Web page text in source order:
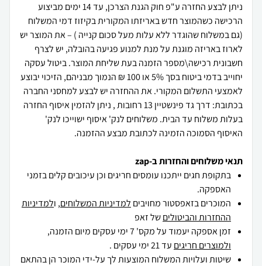
ניתן לבצע החזרה ע"פ חוק הגנת הצרכן, עד 14 ימים מביצוע
הרכישה כשהמוצר חדש באריזתו המקורית בקיזוז דמי המשלוח
(גם במשלוח שהוגדר ללא עלות מעל סכום קנייה ) – את המוצר יש
לארוז באריזה מוגנת על מנת למנוע פגיעה בהובלה, יש לצרף
חשבונית רכישה\מספר הזמנה בעת שליחת המוצר. ביטול עסקה
יחוייב בדמי ביטוח בסך 5% או 100 ₪ הנמוך מבניהם, הזיכוי יבוצע
לאמצעי התשלום המקורי. את ההחזרה יש לבצע למחסני החברה
בכתובת: דרך גד פינשטיין 13 רחובות , ניתן להזמין איסוף החזרה
בעלות משלוח עד הבית. משלוחים לנק' איסוף ישוייכו לנק'
האיסוף הסמוכה הזמינה לכתובת מבצע ההזמנה.
תנאי משלוחים והחזרות ב-zap
בתקופת חגים ייתכנו עומסים חריגים וכן עיכובים קלים בזמני
האספקה.
המוכרים בזאפסטור מחויבים למדיניות המשלוחים, ולמדיניות
ההחזרות והביטוליםשל זאפ
זמן אספקה יעמוד על מקס' 7 ימי עסקים מיום הזמנה,
ולמוצרים חריגים עד 21 ימי עסקים .
שיטות ועלויות המשלוח המוצעות לך על-ידי המוכר הן בהתאם